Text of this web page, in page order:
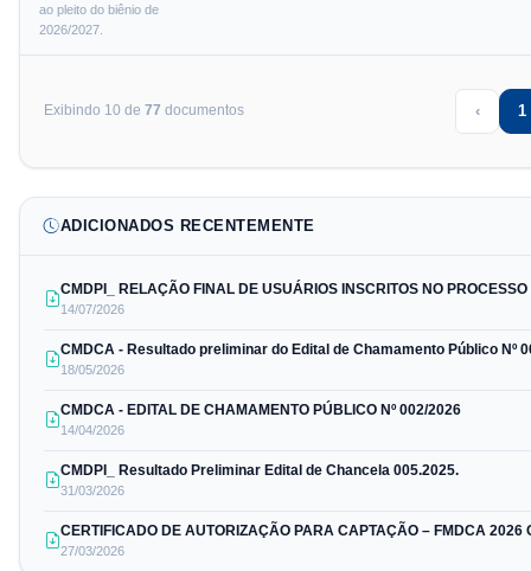
ao pleito do biênio de
2026/2027.
Exibindo 10 de 77 documentos ‹ 1
ADICIONADOS RECENTEMENTE
CMDPI_ RELAÇÃO FINAL DE USUÁRIOS INSCRITOS NO
14/07/2026
CMDCA - Resultado preliminar do Edital de Chamamento Público Nº
18/05/2026
CMDCA - EDITAL DE CHAMAMENTO PÚBLICO Nº 002/2026
14/04/2026
CMDPI_ Resultado Preliminar Edital de Chancela 005.2025.
31/03/2026
CERTIFICADO DE AUTORIZAÇÃO PARA CAPTAÇÃO – FMDCA 2026
27/03/2026